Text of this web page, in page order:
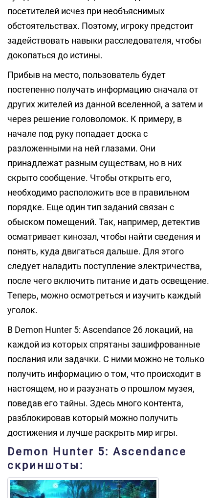
посетителей исчез при необъяснимых
обстоятельствах. Поэтому, игроку предстоит
задействовать навыки расследователя, чтобы
докопаться до истины.
Прибыв на место, пользователь будет
постепенно получать информацию сначала от
других жителей из данной вселенной, а затем и
через решение головоломок. К примеру, в
начале под руку попадает доска с
разложенными на ней глазами. Они
принадлежат разным существам, но в них
скрыто сообщение. Чтобы открыть его,
необходимо расположить все в правильном
порядке. Еще один тип заданий связан с
обыском помещений. Так, например, детектив
осматривает кинозал, чтобы найти сведения и
понять, куда двигаться дальше. Для этого
следует наладить поступление электричества,
после чего включить питание и дать освещение.
Теперь, можно осмотреться и изучить каждый
уголок.
В Demon Hunter 5: Ascendance 26 локаций, на
каждой из которых спрятаны зашифрованные
послания или задачки. С ними можно не только
получить информацию о том, что происходит в
настоящем, но и разузнать о прошлом музея,
поведав его тайны. Здесь много контента,
разблокировав который можно получить
достижения и лучше раскрыть мир игры.
Demon Hunter 5: Ascendance
скриншоты: